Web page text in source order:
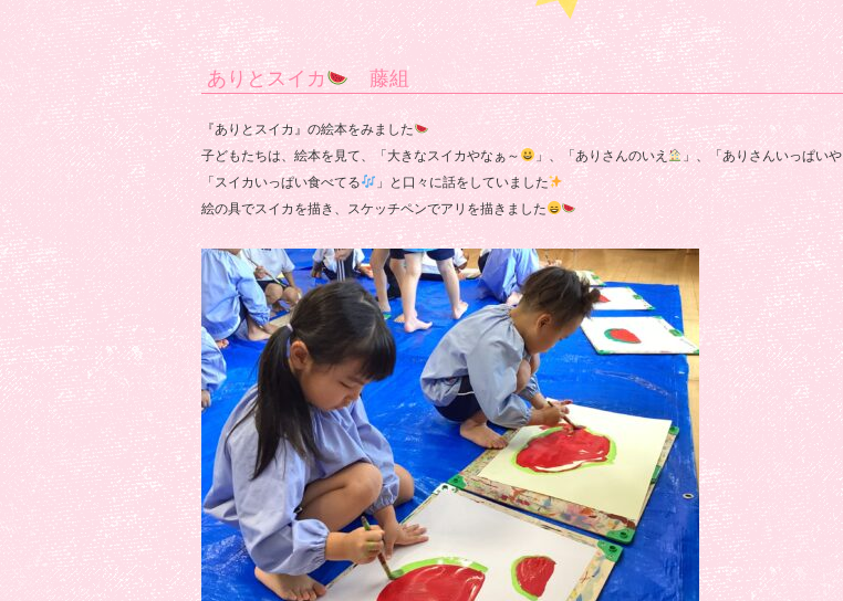
ありとスイカ 藤組
『ありとスイカ』の絵本をみました
子どもたちは、絵本を見て、「大きなスイカやなぁ～
」、「ありさんのいえ 」、「ありさんいっぱいや
「スイカいっぱい食べてる
」と口々に話をしていました
絵の具でスイカを描き、スケッチペンでアリを描きました